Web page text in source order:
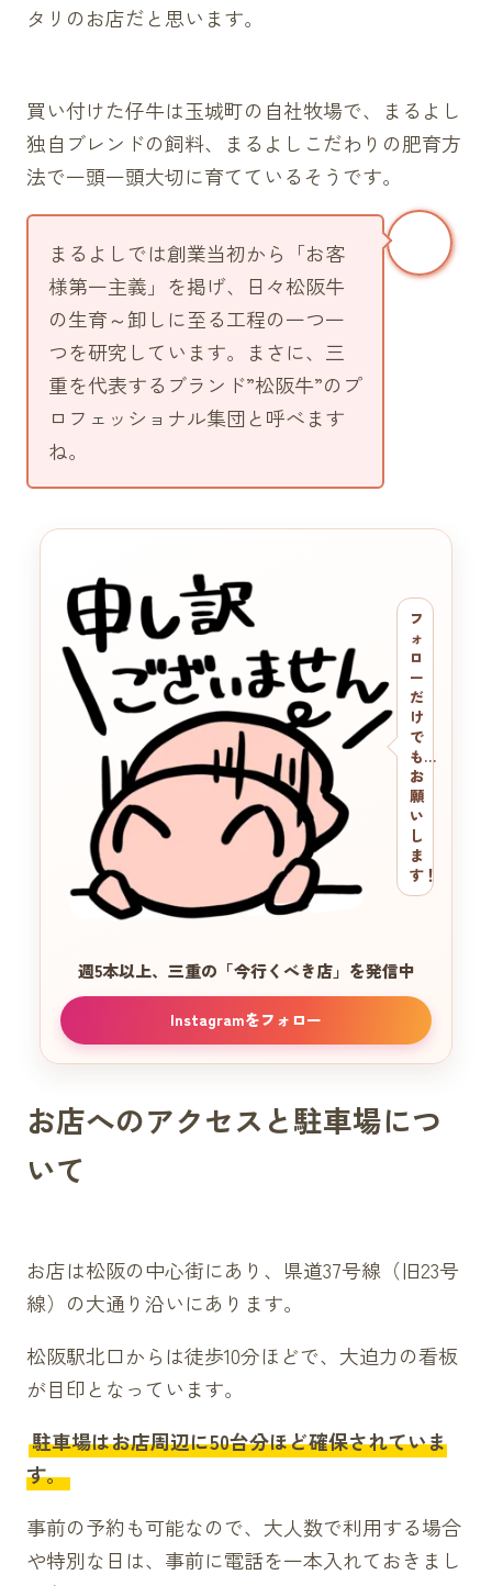
タリのお店だと思います。
買い付けた仔牛は玉城町の自社牧場で、まるよし
独自ブレンドの飼料、まるよしこだわりの肥育方
法で一頭一頭大切に育てているそうです。
まるよしでは創業当初から「お客
様第一主義」を掲げ、日々松阪牛
の生育～卸しに至る工程の一つ一
つを研究しています。まさに、三
重を代表するブランド”松阪牛”のプ
ロフェッショナル集団と呼べます
ね。
フ
ォ
ロ
ー
だ
け
で
も…
お
願
い
し
ま
す！
週5本以上、三重の 「今行くべき店」を発信中
Instagramをフォロー
お店へのアクセスと駐車場につ
いて
お店は松阪の中心街にあり、県道37号線（旧23号
線）の大通り沿いにあります。
松阪駅北口からは徒歩10分ほどで、大迫力の看板
が目印となっています。
駐車場はお店周辺に50台分ほど確保されていま
す。
事前の予約も可能なので、大人数で利用する場合
や特別な日は、事前に電話を一本入れておきまし